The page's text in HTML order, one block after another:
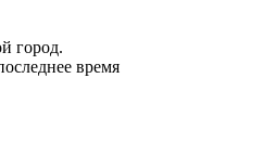
город.
время